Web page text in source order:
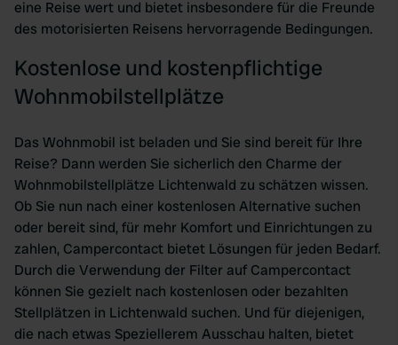
eine Reise wert und bietet insbesondere für die Freunde
des motorisierten Reisens hervorragende Bedingungen.
Kostenlose und kostenpflichtige
Wohnmobilstellplätze
Das Wohnmobil ist beladen und Sie sind bereit für Ihre
Reise? Dann werden Sie sicherlich den Charme der
Wohnmobilstellplätze Lichtenwald zu schätzen wissen.
Ob Sie nun nach einer kostenlosen Alternative suchen
oder bereit sind, für mehr Komfort und Einrichtungen zu
zahlen, Campercontact bietet Lösungen für jeden Bedarf.
Durch die Verwendung der Filter auf Campercontact
können Sie gezielt nach kostenlosen oder bezahlten
Stellplätzen in Lichtenwald suchen. Und für diejenigen,
die nach etwas Speziellerem Ausschau halten, bietet